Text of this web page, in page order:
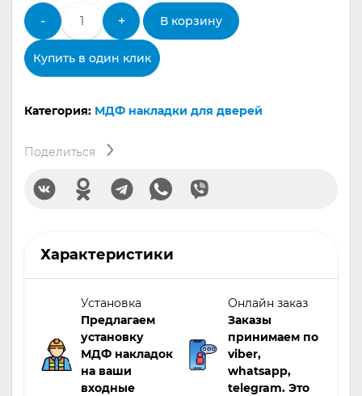
-
Количество
товара
МДФ
панель
для
модель
+ В корзину
Купить в один клик
Категория: МДФ накладки для дверей
Поделиться
Характеристики
Установка
Предлагаем
установку
МДФ накладок
на ваши
входные
Онлайн заказ
Заказы
принимаем по
viber,
whatsapp,
telegram. Это